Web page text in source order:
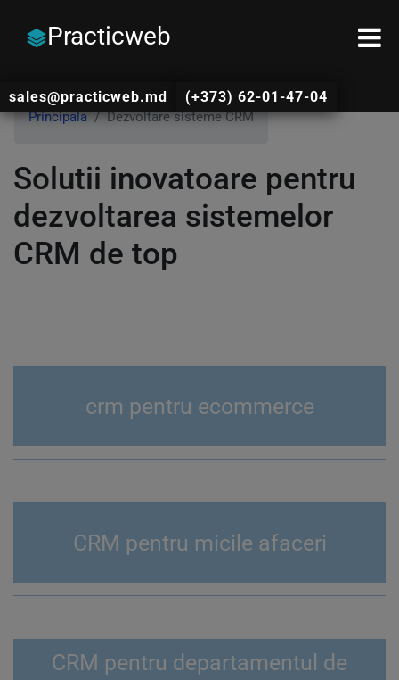
Practicweb
sales@practicweb.md (+373) 62-01-47-04
Principala Dezvoltare sisteme CRM
Solutii inovatoare pentru
dezvoltarea sistemelor
CRM de top
crm pentru ecommerce
CRM pentru micile afaceri
CRM pentru departamentul de